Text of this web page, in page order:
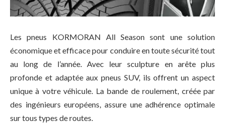
Les pneus KORMORAN All Season sont une solution
économique et efficace pour conduire en toute sécurité tout
au long de l’année. Avec leur sculpture en arête plus
profonde et adaptée aux pneus SUV, ils offrent un aspect
unique à votre véhicule. La bande de roulement, créée par
des ingénieurs européens, assure une adhérence optimale
sur tous types de routes.